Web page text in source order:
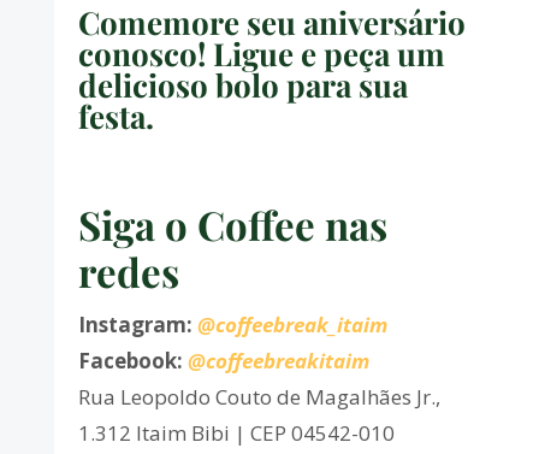
Comemore seu aniversário
conosco! Ligue e peça um
delicioso bolo para sua
festa.
Siga o Coffee nas
redes
Instagram: @coffeebreak_itaim
Facebook: @coffeebreakitaim
Rua Leopoldo Couto de Magalhães Jr.,
1.312 Itaim Bibi | CEP 04542-010